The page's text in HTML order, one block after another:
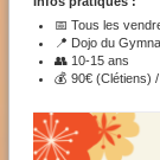
📅 Tous les
📍 Dojo du
👥 10-15 ans
💰 90€ (Clétiens)